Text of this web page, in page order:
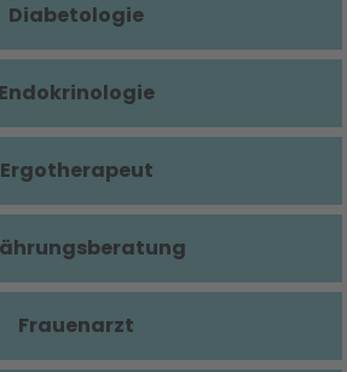
Diabetologie
Endokrinologie
Ergotherapeut
Frauenarzt